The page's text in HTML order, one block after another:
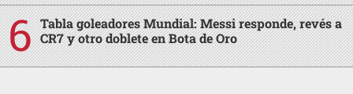
Tabla goleadores Mundial: Messi responde, revés a
CR7 y otro doblete en Bota de Oro